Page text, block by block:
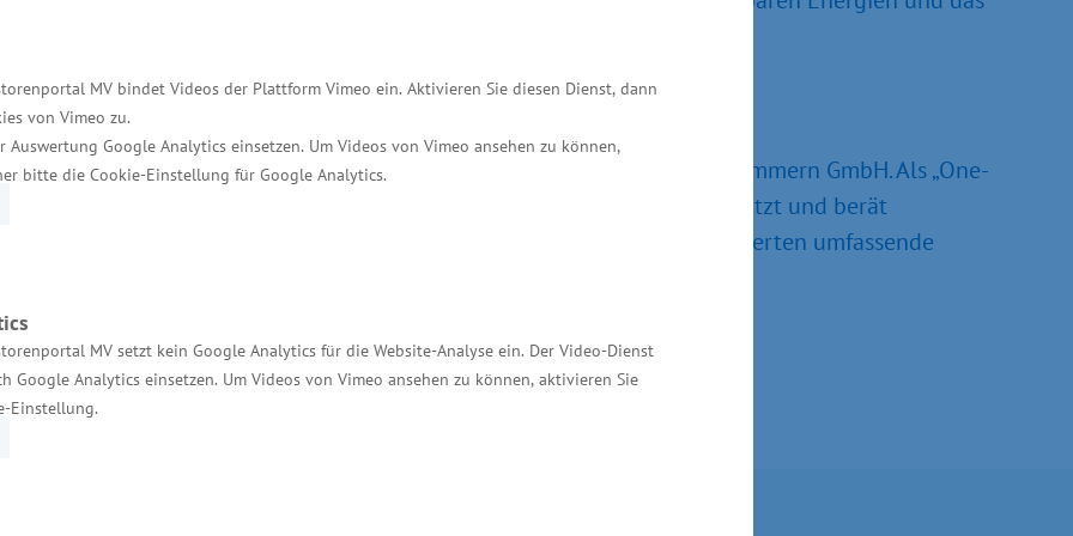
MV bindet Videos der Plattform Vimeo ein. Aktivieren Sie diesen Dienst, dann
von Vimeo zu.
Auswertung Google Analytics einsetzen. Um Videos von Vimeo ansehen zu können,
bitte die Cookie-Einstellung für Google Analytics.
MV setzt kein Google Analytics für die Website-Analyse ein. Der Video-Dienst
Google Analytics einsetzen. Um Videos von Vimeo ansehen zu können, aktivieren Sie
Einstellung.
Wirtschafts- und Arbeitsminister Reinhard Meyer.
GmbH
Wirtschaftsfördergesellschaft des Landes Invest in Mecklenburg-Vorpommern GmbH. Als „One-
die nach Mecklenburg-Vorpommern expandieren wollen. Sie unterstützt und berät
in Mecklenburg-Vorpommern. Dabei bieten Experten umfassende
Standortanalyse bis zur Realisierung der Investition an.